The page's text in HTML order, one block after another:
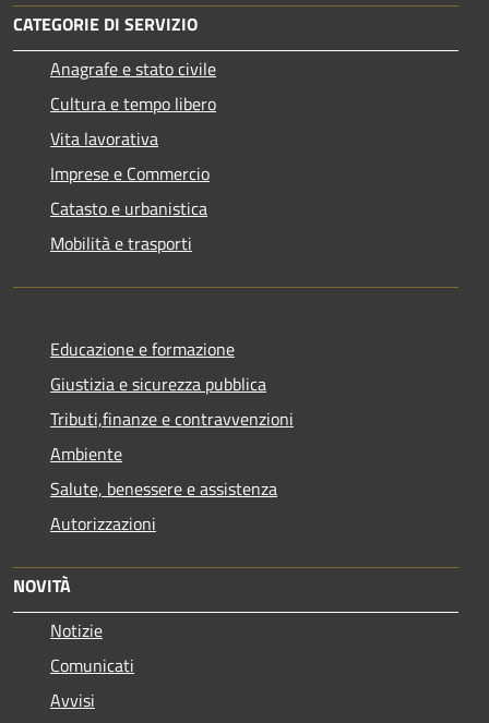
CATEGORIE DI SERVIZIO
Anagrafe e stato civile
Cultura e tempo libero
Vita lavorativa
Imprese e Commercio
Catasto e urbanistica
Mobilità e trasporti
Educazione e formazione
Giustizia e sicurezza pubblica
Tributi,finanze e contravvenzioni
Ambiente
Salute, benessere e assistenza
Autorizzazioni
NOVITÀ
Notizie
Comunicati
Avvisi